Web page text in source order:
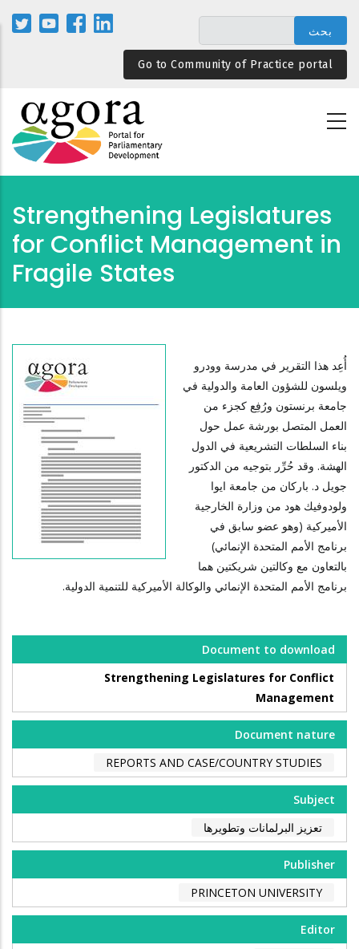
المحتوى
الرئيسيGo to Community of Practice portal
Strengthening Legislatures
for Conflict Management in
Fragile States
أُعِد هذا التقرير في مدرسة وودرو
ويلسون للشؤون العامة والدولية في
جامعة برنستون ورُفِع كجزء من
العمل المتصل بورشة عمل حول
بناء السلطات التشريعية في الدول
الهشة. وقد حُرِّر بتوجيه من الدكتور
جويل د. باركان من جامعة ايوا
ولودوفيك هود من وزارة الخارجية
الأميركية (وهو عضو سابق في
برنامج الأمم المتحدة الإنمائي)
بالتعاون مع وكالتين شريكتين هما
برنامج الأمم المتحدة الإنمائي والوكالة الأميركية للتنمية الدولية.
Document to download
Strengthening Legislatures for Conflict
Management
Document nature
REPORTS AND CASE/COUNTRY STUDIES
Subject
تعزيز البرلمانات وتطويرها
Publisher
PRINCETON UNIVERSITY
Editor